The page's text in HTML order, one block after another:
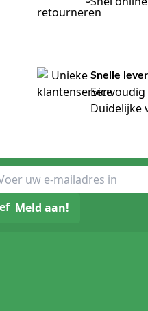
Snelle
Duidelijke
Meld aan!